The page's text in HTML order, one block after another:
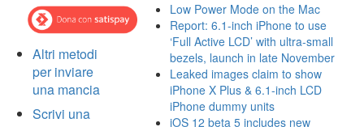
Altri metodi
per inviare
una mancia
Scrivi una
Low Power Mode on the Mac
Report: 6.1-inch iPhone to use
‘Full Active LCD’ with ultra-small
bezels, launch in late November
Leaked images claim to show
iPhone X Plus & 6.1-inch LCD
iPhone dummy units
iOS 12 beta 5 includes new